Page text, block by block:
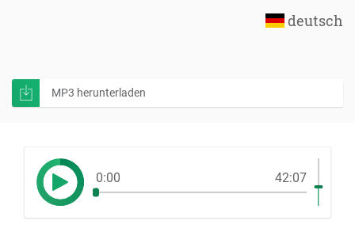
deutsch
MP3 herunterladen
0:00 42:07